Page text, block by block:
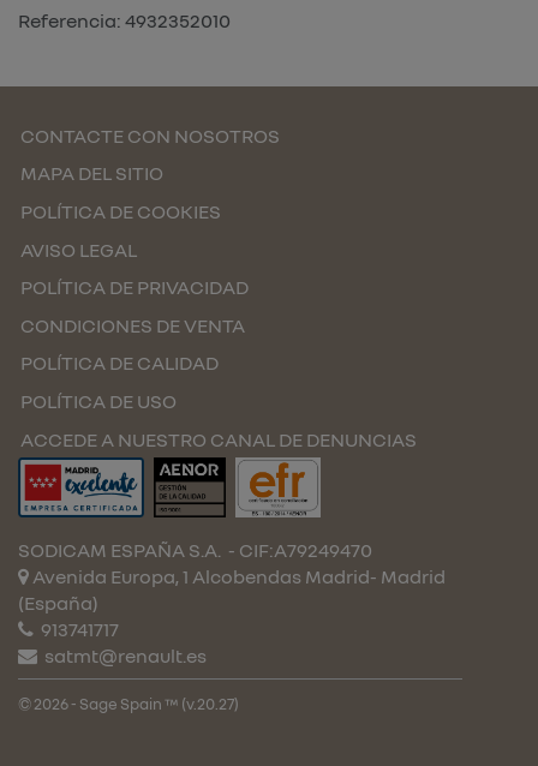
Referencia: 4932352010
CONTACTE CON NOSOTROS
MAPA DEL SITIO
POLÍTICA DE COOKIES
AVISO LEGAL
POLÍTICA DE PRIVACIDAD
CONDICIONES DE VENTA
POLÍTICA DE CALIDAD
POLÍTICA DE USO
ACCEDE A NUESTRO CANAL DE DENUNCIAS
SODICAM ESPAÑA S.A. - CIF:A79249470
Avenida Europa, 1 Alcobendas Madrid- Madrid
(España)
913741717
satmt@renault.es
© 2026 - Sage Spain ™ (v.20.27)